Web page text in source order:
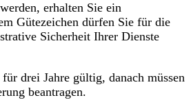
erhalten Sie ein
Gütezeichen dürfen Sie für die
Sicherheit Ihrer Dienste
drei Jahre gültig, danach müssen
beantragen.